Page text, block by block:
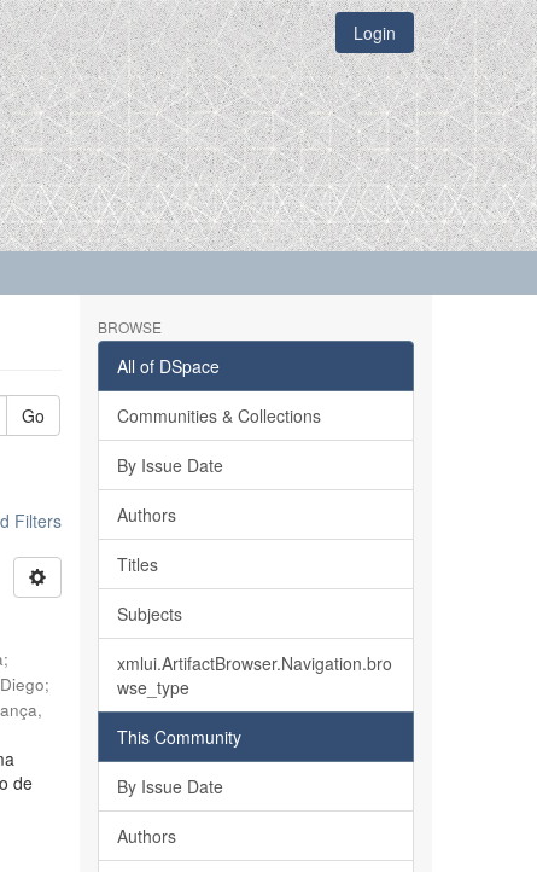
Login
Go
Filters
;
;
de
BROWSE
All of DSpace
Communities & Collections
By Issue Date
Authors
Titles
Subjects
xmlui.ArtifactBrowser.Navigation.bro
wse_type
This Community
By Issue Date
Authors